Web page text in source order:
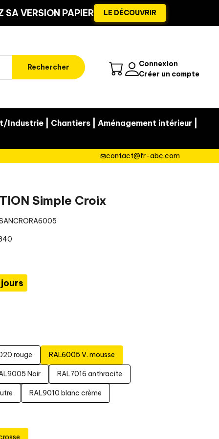
VERSION PAPIER LE DÉCOUVRIR
Rechercher
Connexion
Créer un compte
Industrie Chantiers Aménagement intérieur
contact@fr-abc.com
Simple Croix
rouge RAL6005 V. mousse
Noir RAL7016 anthracite
RAL9010 blanc crème